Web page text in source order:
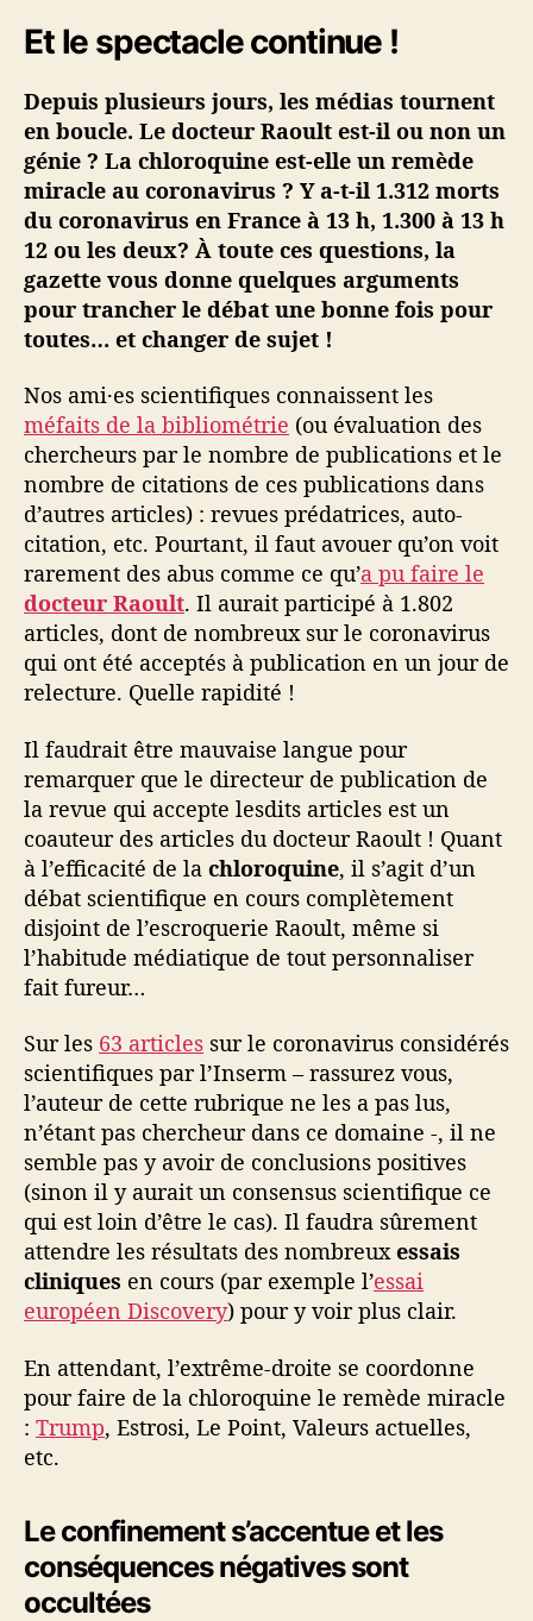
n
·
e
#
3
–
D
r
R
u
t
,
r
a
p
p
o
r
t
s
r
d
-
S
u
d
e
t
b
d
i
r
s
i
t
é
Et le spectacle continue !
Depuis plusieurs jours, les médias tournent
en boucle. Le docteur Raoult est-il ou non un
génie ? La chloroquine est-elle un remède
miracle au coronavirus ? Y a-t-il 1.312 morts
du coronavirus en France à 13 h, 1.300 à 13 h
12 ou les deux? À toute ces questions, la
gazette vous donne quelques arguments
pour trancher le débat une bonne fois pour
toutes… et changer de sujet !
Nos ami·es scientifiques connaissent les
méfaits de la bibliométrie (ou évaluation des
chercheurs par le nombre de publications et le
nombre de citations de ces publications dans
d’autres articles) : revues prédatrices, auto-
citation, etc. Pourtant, il faut avouer qu’on voit
rarement des abus comme ce qu’a pu faire le
docteur Raoult. Il aurait participé à 1.802
articles, dont de nombreux sur le coronavirus
qui ont été acceptés à publication en un jour de
relecture. Quelle rapidité !
Il faudrait être mauvaise langue pour
remarquer que le directeur de publication de
la revue qui accepte lesdits articles est un
coauteur des articles du docteur Raoult ! Quant
à l’efficacité de la chloroquine, il s’agit d’un
débat scientifique en cours complètement
disjoint de l’escroquerie Raoult, même si
l’habitude médiatique de tout personnaliser
fait fureur…
Sur les 63 articles sur le coronavirus considérés
scientifiques par l’Inserm – rassurez vous,
l’auteur de cette rubrique ne les a pas lus,
n’étant pas chercheur dans ce domaine -, il ne
semble pas y avoir de conclusions positives
(sinon il y aurait un consensus scientifique ce
qui est loin d’être le cas). Il faudra sûrement
attendre les résultats des nombreuxessais
cliniques en cours (par exemple l’essai
européen Discovery) pour y voir plus clair.
En attendant, l’extrême-droite se coordonne
pour faire de la chloroquine le remède miracle
: Trump, Estrosi, Le Point, Valeurs actuelles,
etc.
Le confinement s’accentue et les
conséquences négatives sont
occultées